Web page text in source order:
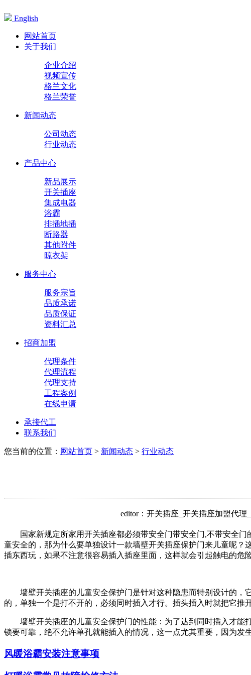
English
网站首页
关于我们
企业介绍
视频宣传
格兰文化
格兰荣誉
新闻动态
公司动态
行业动态
产品中心
新品展示
开关插座
集成电器
浴霸
排插地插
断路器
其他附件
晾衣架
服务中心
服务宗旨
品质承诺
品质保证
资料汇总
招商加盟
代理条件
代理流程
代理支持
工程案例
在线申请
承接代工
联系我们
您当前的位置： 网站首页 > 新闻动态 > 行业动态
editor：开关插座_开关插座加盟代理
国家新规定所家用开关插座都必须带安全门带安全门,不带安全
童安全的，那为什么要单独设计一款墙壁开关插座保护门来儿童呢
插东西玩，如果不注意很容易插入插座里面，这样就会引起触电的危险
墙壁开关插座的儿童安全保护门是针对这种隐患而特别设计的
的，单独一个是打不开的，必须同时插入才行。插头插入时就把它推
墙壁开关插座的儿童安全保护门的性能：为了达到同时插入才
锁要可靠，绝不允许单孔就能插入的情况，这一点尤其重要，因为发
风暖浴霸安装注意事项